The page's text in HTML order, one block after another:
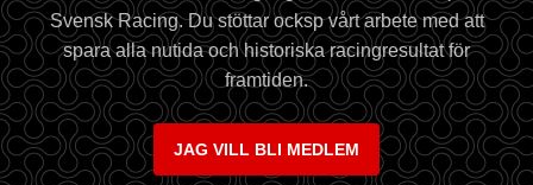
Svensk Racing. Du stöttar ocksp vårt arbete med att
spara alla nutida och historiska racingresultat för
framtiden.
JAG VILL BLI MEDLEM